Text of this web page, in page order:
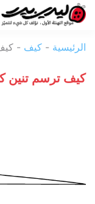
بيرد
الرئيسية - كيف -
كيف ترسم تنين